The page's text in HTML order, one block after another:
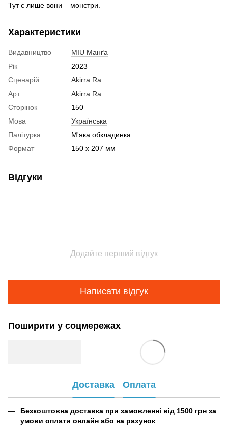
Тут є лише вони – монстри.
Характеристики
Видавництво
MIU Манґа
Рік
2023
Сценарій
Akirra Ra
Арт
Akirra Ra
Сторінок
150
Мова
Українська
Палітурка
М'яка обкладинка
Формат
150 х 207 мм
Відгуки
Додайте перший відгук
Написати відгук
Поширити у соцмережах
Доставка Оплата
Безкоштовна доставка при замовленні від 1500 грн за
умови оплати онлайн або на рахунок